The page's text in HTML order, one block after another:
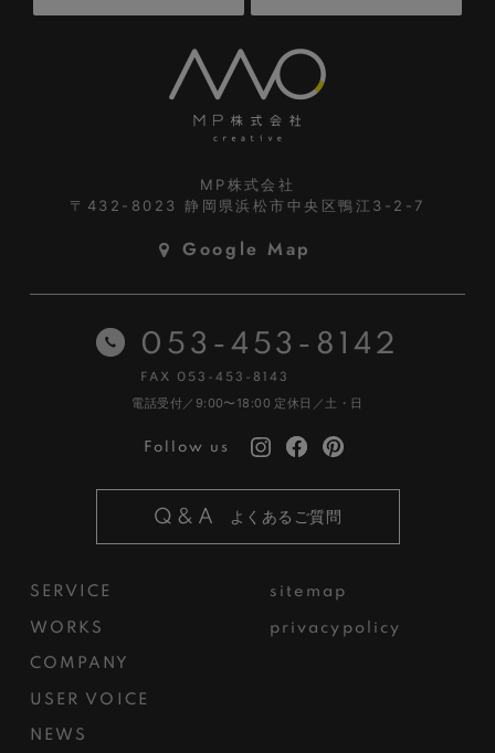
MP株式会社
〒432-8023静岡県浜松市中央区鴨江3-2-7
Google Map
SERVICE
WORKS
COMPANY
USER VOICE
NEWS
sitemap
privacypolicy
053-453-8142
FAX 053-453-8143
電話受付／9:00〜18:00 定休日／土・日
Follow us
Q&A よくあるご質問